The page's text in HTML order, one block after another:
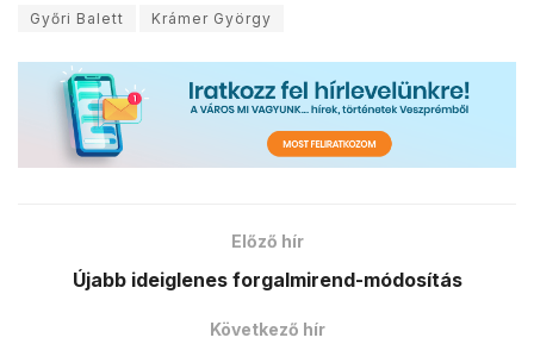
Győri Balett
Krámer György
Előző hír
Újabb ideiglenes forgalmirend-módosítás
Következő hír